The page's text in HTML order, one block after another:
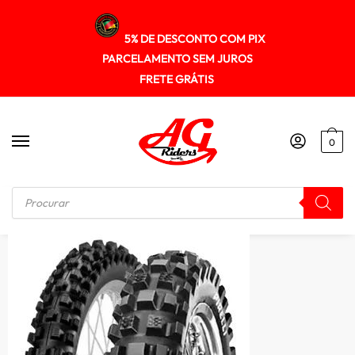
5% DE DESCONTO COM PIX
PARCELAMENTO SEM JUROS
FRETE GRÁTIS
0
Início / PNEUS